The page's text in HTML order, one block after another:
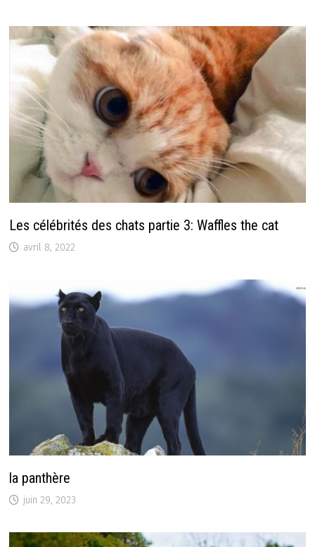
Les célébrités des chats partie 3: Waffles the cat
avril 8, 2022
la panthère
juin 29, 2023